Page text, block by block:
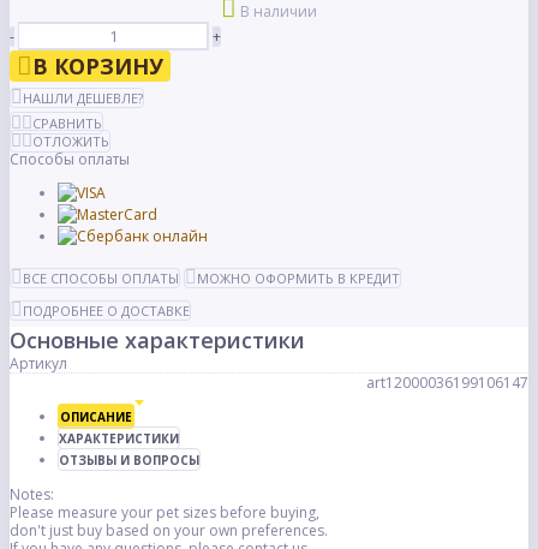
В наличии
-
+
В КОРЗИНУ
НАШЛИ ДЕШЕВЛЕ?
СРАВНИТЬ
ОТЛОЖИТЬ
Способы оплаты
ВСЕ СПОСОБЫ ОПЛАТЫ
МОЖНО ОФОРМИТЬ В КРЕДИТ
ПОДРОБНЕЕ О ДОСТАВКЕ
Основные характеристики
Артикул
art12000036199106147
ОПИСАНИЕ
ХАРАКТЕРИСТИКИ
ОТЗЫВЫ И ВОПРОСЫ
Notes:
Please measure your pet sizes before buying,
don't just buy based on your own preferences.